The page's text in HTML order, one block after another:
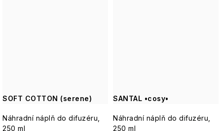
SOFT COTTON (serene)
Náhradní náplň do difuzéru,
250 ml
SANTAL •cosy•
Náhradní náplň do difuzéru,
250 ml